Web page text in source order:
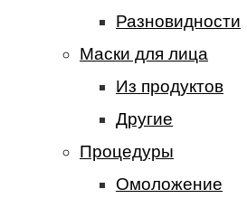
Разновидности
Маски для лица
Из продуктов
Другие
Процедуры
Омоложение